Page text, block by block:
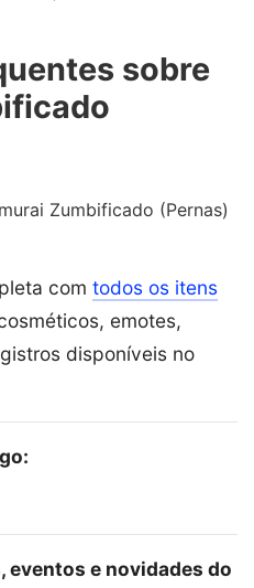
sobre
Zumbificado (Pernas)
com todos os itens
emotes,
disponíveis no
eventos e novidades do